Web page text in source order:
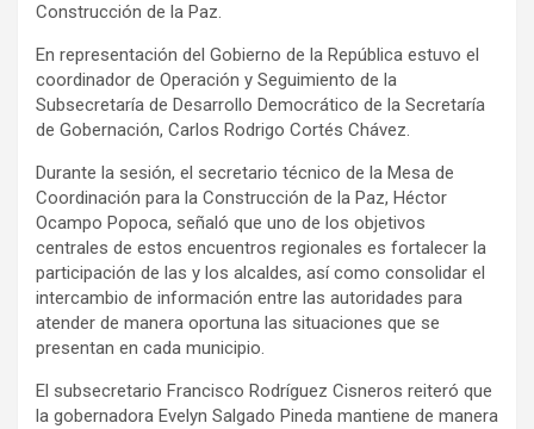
Construcción de la Paz.
En representación del Gobierno de la República estuvo el
coordinador de Operación y Seguimiento de la
Subsecretaría de Desarrollo Democrático de la Secretaría
de Gobernación, Carlos Rodrigo Cortés Chávez.
Durante la sesión, el secretario técnico de la Mesa de
Coordinación para la Construcción de la Paz, Héctor
Ocampo Popoca, señaló que uno de los objetivos
centrales de estos encuentros regionales es fortalecer la
participación de las y los alcaldes, así como consolidar el
intercambio de información entre las autoridades para
atender de manera oportuna las situaciones que se
presentan en cada municipio.
El subsecretario Francisco Rodríguez Cisneros reiteró que
la gobernadora Evelyn Salgado Pineda mantiene de manera